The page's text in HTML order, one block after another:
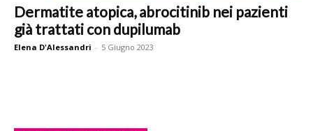
Dermatite atopica, abrocitinib nei pazienti
già trattati con dupilumab
Elena D'Alessandri - 5 Giugno 2023